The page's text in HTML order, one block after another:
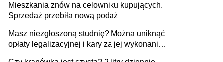
Mieszkania znów na celowniku kupujących.
Sprzedaż przebiła nową podaż
Masz niezgłoszoną studnię? Można uniknąć
opłaty legalizacyjnej i kary za jej wykonanie,